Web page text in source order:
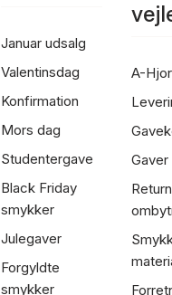
Januar udsalg
Valentinsdag
Konfirmation
Mors dag
Studentergave
Black Friday
smykker
Julegaver
Forgyldte
smykker
A-